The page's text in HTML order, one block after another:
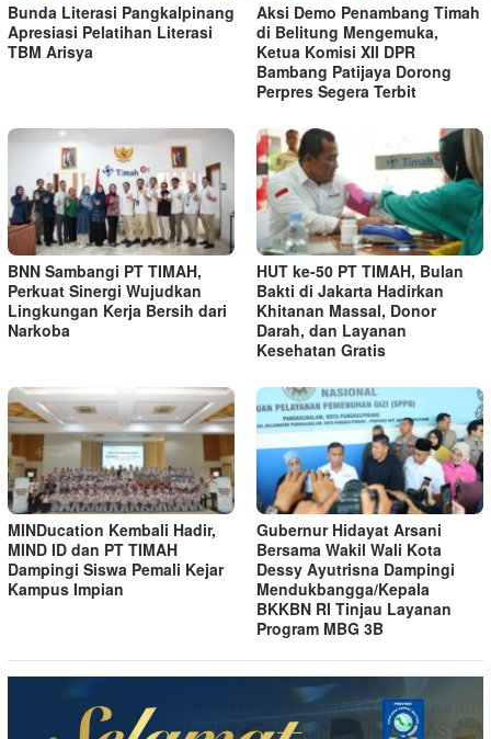
Bunda Literasi Pangkalpinang
Apresiasi Pelatihan Literasi
TBM Arisya
Aksi Demo Penambang Timah
di Belitung Mengemuka,
Ketua Komisi XII DPR
Bambang Patijaya Dorong
Perpres Segera Terbit
BNN Sambangi PT TIMAH,
Perkuat Sinergi Wujudkan
Lingkungan Kerja Bersih dari
Narkoba
HUT ke-50 PT TIMAH, Bulan
Bakti di Jakarta Hadirkan
Khitanan Massal, Donor
Darah, dan Layanan
Kesehatan Gratis
MINDucation Kembali Hadir,
MIND ID dan PT TIMAH
Dampingi Siswa Pemali Kejar
Kampus Impian
Gubernur Hidayat Arsani
Bersama Wakil Wali Kota
Dessy Ayutrisna Dampingi
Mendukbangga/Kepala
BKKBN RI Tinjau Layanan
Program MBG 3B